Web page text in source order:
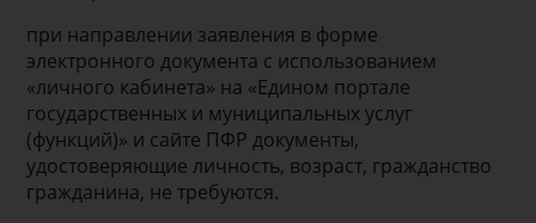
при направлении заявления в форме
электронного документа с использованием
«личного кабинета» на «Едином портале
государственных и муниципальных услуг
(функций)» и сайте ПФР документы,
удостоверяющие личность, возраст, гражданство
гражданина, не требуются.